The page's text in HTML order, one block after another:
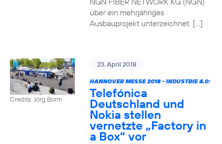
über ein mehrjähriges
Ausbauprojekt unterzeichnet. […]
Credits: Jörg Borm
23. April 2018
HANNOVER MESSE 2018 - INDUSTRIE 4.0:
Telefónica
Deutschland und
Nokia stellen
vernetzte „Factory in
a Box“ vor